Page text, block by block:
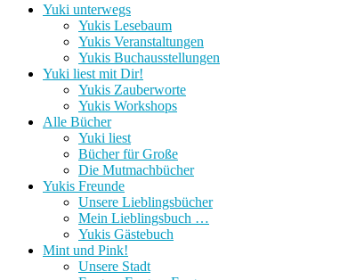
Yuki unterwegs
Yukis Lesebaum
Yukis Veranstaltungen
Yukis Buchausstellungen
Yuki liest mit Dir!
Yukis Zauberworte
Yukis Workshops
Alle Bücher
Yuki liest
Bücher für Große
Die Mutmachbücher
Yukis Freunde
Unsere Lieblingsbücher
Mein Lieblingsbuch …
Yukis Gästebuch
Mint und Pink!
Unsere Stadt